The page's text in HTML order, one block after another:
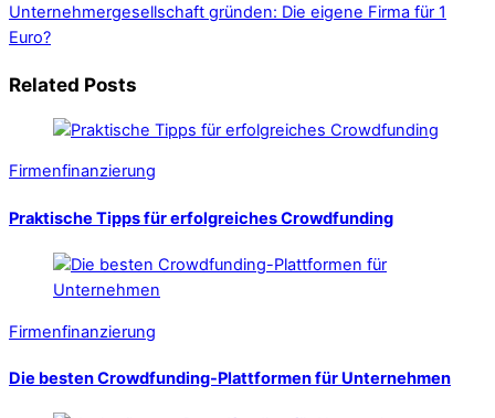
Unternehmergesellschaft gründen: Die eigene Firma für 1
Euro?
Related Posts
Firmenfinanzierung
Praktische Tipps für erfolgreiches Crowdfunding
Firmenfinanzierung
Die besten Crowdfunding-Plattformen für Unternehmen